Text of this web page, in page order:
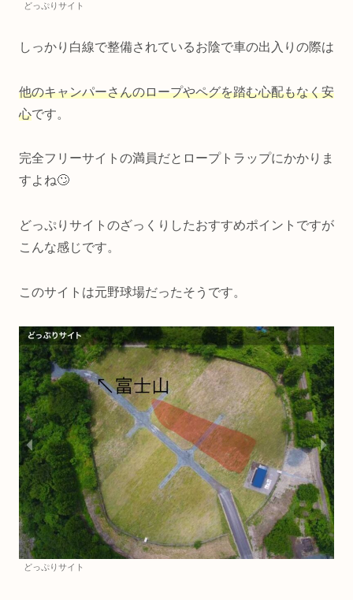
どっぷりサイト
しっかり白線で整備されているお陰で車の出入りの際は
他のキャンパーさんのロープやペグを踏む心配もなく安
心です。
完全フリーサイトの満員だとロープトラップにかかりま
すよね🙄
どっぷりサイトのざっくりしたおすすめポイントですが
こんな感じです。
このサイトは元野球場だったそうです。
どっぷりサイト